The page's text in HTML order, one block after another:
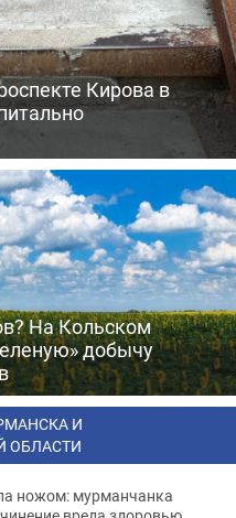
Кирова в
На Кольском
добычу
И
ОБЛАСТИ
ножом: мурманчанка